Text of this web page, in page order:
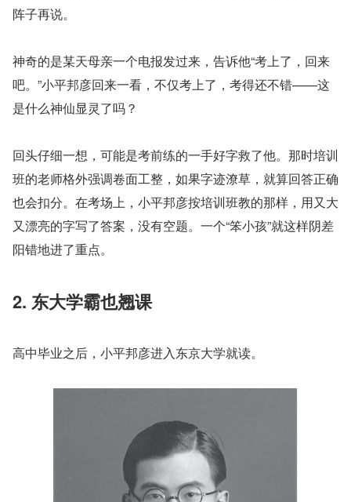
阵子再说。
神奇的是某天母亲一个电报发过来，告诉他“考上了，回来
吧。”小平邦彦回来一看，不仅考上了，考得还不错——这
是什么神仙显灵了吗？
回头仔细一想，可能是考前练的一手好字救了他。那时培训
班的老师格外强调卷面工整，如果字迹潦草，就算回答正确
也会扣分。在考场上，小平邦彦按培训班教的那样，用又大
又漂亮的字写了答案，没有空题。一个“笨小孩”就这样阴差
阳错地进了重点。
2. 东大学霸也翘课
高中毕业之后，小平邦彦进入东京大学就读。